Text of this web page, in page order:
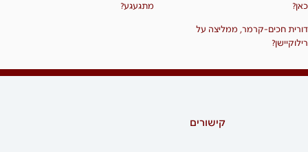
כאן?
מתגעגע?
דורית חכים-קרמר, ממליצה על
רילוקיישן?
קישורים